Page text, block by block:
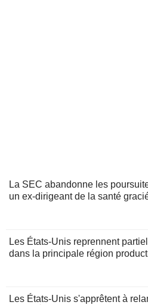
La SEC abandonne les
un ex-dirigeant de la santé
Les États-Unis reprennent
dans la principale région
Les États-Unis s'apprêtent à